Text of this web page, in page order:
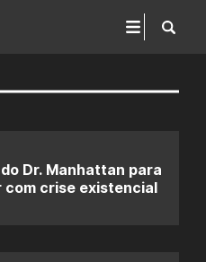
Dr. Manhattan para
com crise existencial